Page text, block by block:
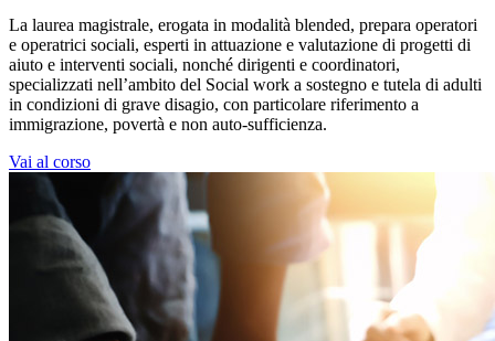
La laurea magistrale, erogata in modalità blended, prepara operatori
e operatrici sociali, esperti in attuazione e valutazione di progetti di
aiuto e interventi sociali, nonché dirigenti e coordinatori,
specializzati nell’ambito del Social work a sostegno e tutela di adulti
in condizioni di grave disagio, con particolare riferimento a
immigrazione, povertà e non auto-sufficienza.
Vai al corso